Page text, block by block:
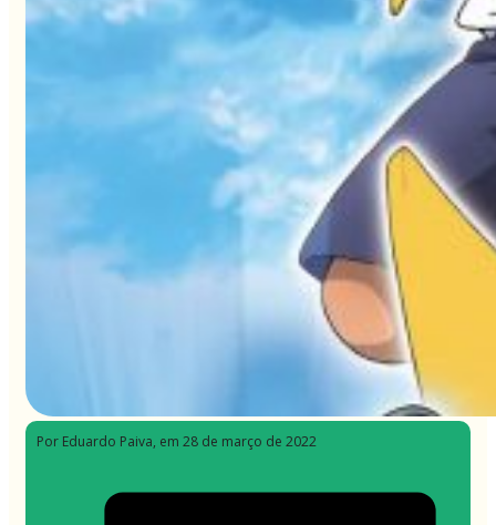
Por Eduardo Paiva, em 28 de março de 2022